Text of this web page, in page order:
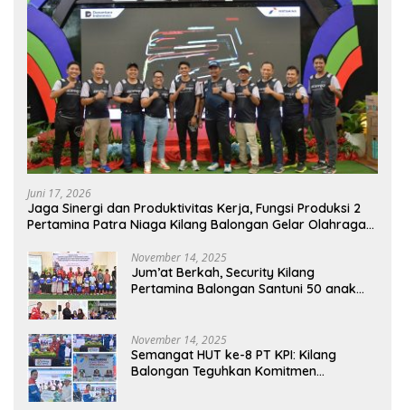
Juni 17, 2026
Jaga Sinergi dan Produktivitas Kerja, Fungsi Produksi 2
Pertamina Patra Niaga Kilang Balongan Gelar Olahraga
November 14, 2025
Jum’at Berkah, Security Kilang
Pertamina Balongan Santuni 50 anak
November 14, 2025
Semangat HUT ke-8 PT KPI: Kilang
Balongan Teguhkan Komitmen